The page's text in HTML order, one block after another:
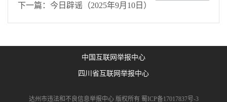
下一篇：今日辟谣（2025年9月10日）
中国互联网举报中心
四川省互联网举报中心
达州市违法和不良信息举报中心 版权所有 蜀ICP备17017837号-3